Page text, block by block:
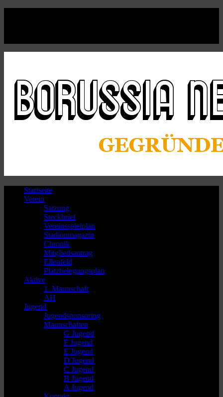
Startseite
Verein
Satzung
Steckbrief
Vereinsspielplan
Stadionmagazin
Chronik
Mitgliedsantrag
Ellenfeld
Platzbelegungsplan
Aktive
1. Mannschaft
AH
Jugend
Jugendsponsoring
Mannschaften
G Jugend
F Jugend
E Jugend
D Jugend
C Jugend
B Jugend
A Jugend